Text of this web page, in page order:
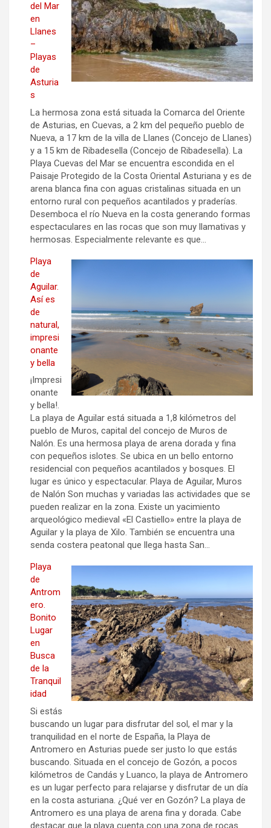
del Mar
en
Llanes
–
Playas
de
Asturia
s
La hermosa zona está situada la Comarca del Oriente
de Asturias, en Cuevas, a 2 km del pequeño pueblo de
Nueva, a 17 km de la villa de Llanes (Concejo de Llanes)
y a 15 km de Ribadesella (Concejo de Ribadesella). La
Playa Cuevas del Mar se encuentra escondida en el
Paisaje Protegido de la Costa Oriental Asturiana y es de
arena blanca fina con aguas cristalinas situada en un
entorno rural con pequeños acantilados y praderías.
Desemboca el río Nueva en la costa generando formas
espectaculares en las rocas que son muy llamativas y
hermosas. Especialmente relevante es que…
Playa
de
Aguilar.
Así es
de
natural,
impresi
onante
y bella
¡Impresi
onante
y bella!.
La playa de Aguilar está situada a 1,8 kilómetros del
pueblo de Muros, capital del concejo de Muros de
Nalón. Es una hermosa playa de arena dorada y fina
con pequeños islotes. Se ubica en un bello entorno
residencial con pequeños acantilados y bosques. El
lugar es único y espectacular. Playa de Aguilar, Muros
de Nalón Son muchas y variadas las actividades que se
pueden realizar en la zona. Existe un yacimiento
arqueológico medieval «El Castiello» entre la playa de
Aguilar y la playa de Xilo. También se encuentra una
senda costera peatonal que llega hasta San…
Playa
de
Antrom
ero.
Bonito
Lugar
en
Busca
de la
Tranquil
idad
Si estás
buscando un lugar para disfrutar del sol, el mar y la
tranquilidad en el norte de España, la Playa de
Antromero en Asturias puede ser justo lo que estás
buscando. Situada en el concejo de Gozón, a pocos
kilómetros de Candás y Luanco, la playa de Antromero
es un lugar perfecto para relajarse y disfrutar de un día
en la costa asturiana. ¿Qué ver en Gozón? La playa de
Antromero es una playa de arena fina y dorada. Cabe
destacar que la playa cuenta con una zona de rocas